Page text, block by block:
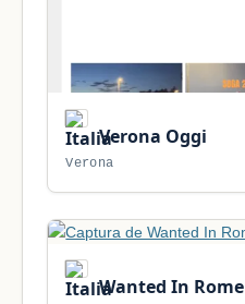
Verona Oggi
Verona
Wanted In Rome